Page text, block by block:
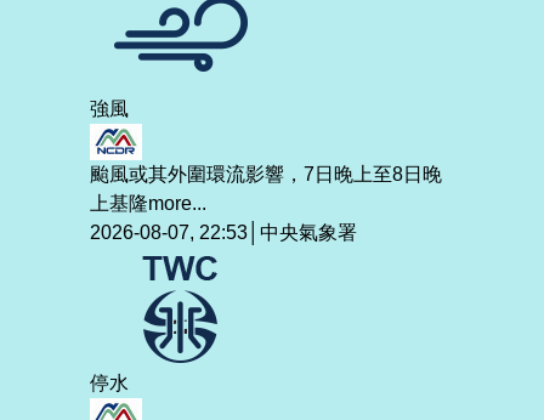
強風
颱風或其外圍環流影響，7日晚上至8日晚
上基隆more...
2026-08-07, 22:53│中央氣象署
停水